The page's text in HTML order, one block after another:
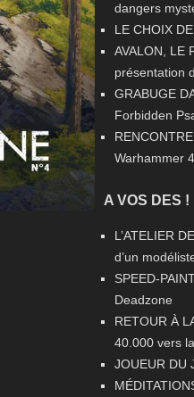
dangers
LE CHOIX
AVALON, LE
présentation
GRABUGE
Forbidden
Warhammer
A VOS DES !
L’ATELIER
d’un
SPEED-
Deadzone
RETOUR À
40.000 vers
JOUEUR DU